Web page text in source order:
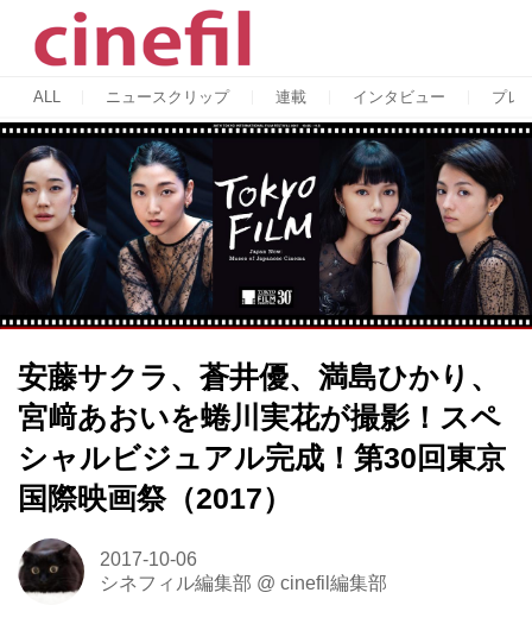
ALL ニュースクリップ 連載 インタビュー プレ
安藤サクラ、蒼井優、満島ひかり、
宮﨑あおいを蜷川実花が撮影！スペ
シャルビジュアル完成！第30回東京
国際映画祭（2017）
2017-10-06
シネフィル編集部 @ cinefil編集部